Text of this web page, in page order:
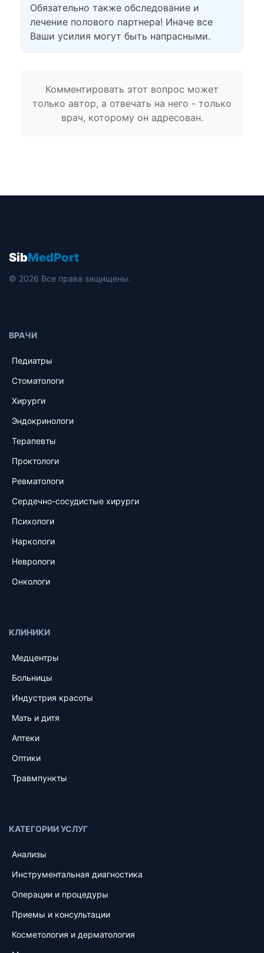
Обязательно также обследование и
лечение полового партнера! Иначе все
Ваши усилия могут быть напрасными.
Комментировать этот вопрос может
только автор, а отвечать на него - только
врач, которому он адресован.
SibMedPort
© 2026 Все права защищены.
ВРАЧИ
Педиатры
Стоматологи
Хирурги
Эндокринологи
Терапевты
Проктологи
Ревматологи
Сердечно-сосудистые хирурги
Психологи
Наркологи
Неврологи
Онкологи
КЛИНИКИ
Медцентры
Больницы
Индустрия красоты
Мать и дитя
Аптеки
Оптики
Травмпункты
КАТЕГОРИИ УСЛУГ
Анализы
Инструментальная диагностика
Операции и процедуры
Приемы и консультации
Косметология и дерматология